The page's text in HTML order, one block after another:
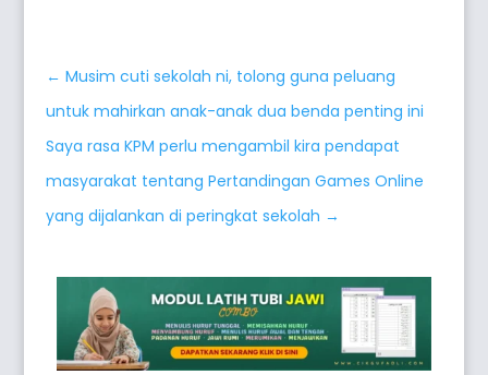
←Musim cuti sekolah ni, tolong guna peluang
untuk mahirkan anak-anak dua benda penting ini
Saya rasa KPM perlu mengambil kira pendapat
masyarakat tentang Pertandingan Games Online
yang dijalankan di peringkat sekolah →